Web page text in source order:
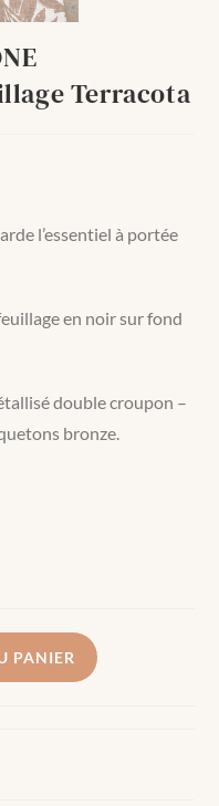
Terracota
l’essentiel à portée
en noir sur fond
double croupon –
bronze.
PANIER